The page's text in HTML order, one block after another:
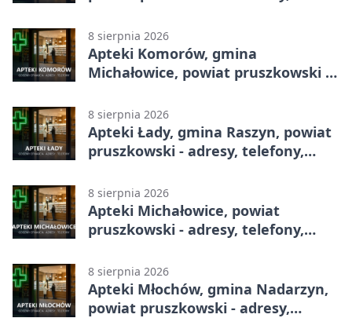
8 sierpnia 2026
Apteki Komorów, gmina
Michałowice, powiat pruszkowski -
8 sierpnia 2026
Apteki Łady, gmina Raszyn, powiat
pruszkowski - adresy, telefony,
8 sierpnia 2026
Apteki Michałowice, powiat
pruszkowski - adresy, telefony,
8 sierpnia 2026
Apteki Młochów, gmina Nadarzyn,
powiat pruszkowski - adresy,